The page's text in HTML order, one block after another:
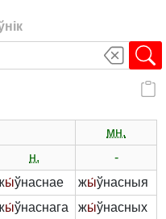
мн.
н.
-
ы́ўнаснае жы́ўнасныя
ы́ўнаснага жы́ўнасных